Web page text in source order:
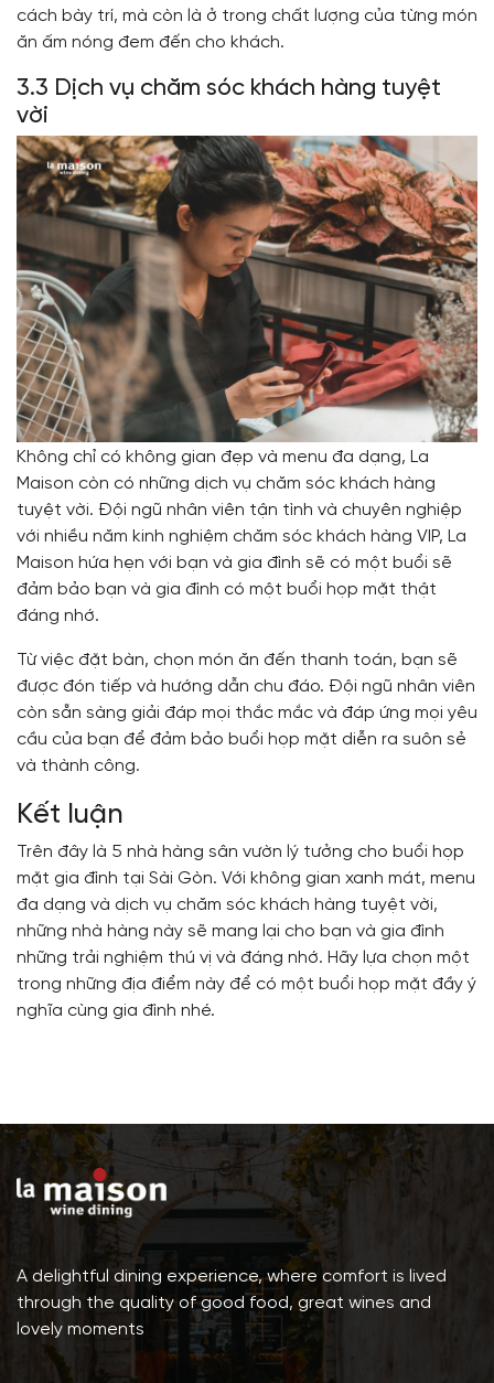
cách bày trí, mà còn là ở trong chất lượng của từng món
ăn ấm nóng đem đến cho khách.
3.3 Dịch vụ chăm sóc khách hàng tuyệt
vời
Không chỉ có không gian đẹp và menu đa dạng, La
Maison còn có những dịch vụ chăm sóc khách hàng
tuyệt vời. Đội ngũ nhân viên tận tình và chuyên nghiệp
với nhiều năm kinh nghiệm chăm sóc khách hàng VIP, La
Maison hứa hẹn với bạn và gia đình sẽ có một buổi sẽ
đảm bảo bạn và gia đình có một buổi họp mặt thật
đáng nhớ.
Từ việc đặt bàn, chọn món ăn đến thanh toán, bạn sẽ
được đón tiếp và hướng dẫn chu đáo. Đội ngũ nhân viên
còn sẵn sàng giải đáp mọi thắc mắc và đáp ứng mọi yêu
cầu của bạn để đảm bảo buổi họp mặt diễn ra suôn sẻ
và thành công.
Kết luận
Trên đây là 5 nhà hàng sân vườn lý tưởng cho buổi họp
mặt gia đình tại Sài Gòn. Với không gian xanh mát, menu
đa dạng và dịch vụ chăm sóc khách hàng tuyệt vời,
những nhà hàng này sẽ mang lại cho bạn và gia đình
những trải nghiệm thú vị và đáng nhớ. Hãy lựa chọn một
trong những địa điểm này để có một buổi họp mặt đầy ý
nghĩa cùng gia đình nhé.
A delightful dining experience, where comfort is lived
through the quality of good food, great wines and
lovely moments